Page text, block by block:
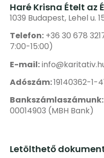
Haré Krisna Ételt az
1039 Budapest, Lehel u.
Telefon: +36 30 678
7:00-15:00)
E-mail:
Adószám:19140362-1-
Bankszámlaszámunk:
00014903 (MBH Bank)
Letölthető